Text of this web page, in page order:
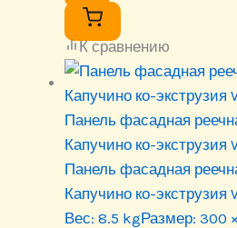
К сравнению
Панель фасадная
Капучино ко-экструзия
Панель фасадная
Капучино ко-экструзия
Вес: 8.5 kgРазмер: 300